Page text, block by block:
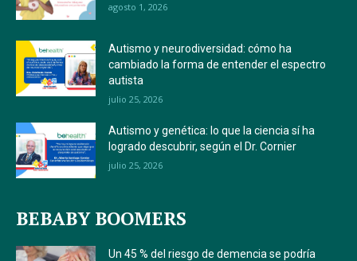
agosto 1, 2026
Autismo y neurodiversidad: cómo ha
cambiado la forma de entender el espectro
autista
julio 25, 2026
Autismo y genética: lo que la ciencia sí ha
logrado descubrir, según el Dr. Cornier
julio 25, 2026
BEBABY BOOMERS
Un 45 % del riesgo de demencia se podría